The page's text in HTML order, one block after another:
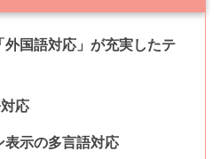
国語対応」が充実したテ
応
表示の多言語対応